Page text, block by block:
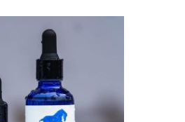
do koszyka